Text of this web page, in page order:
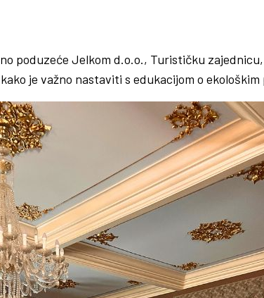
poduzeće Jelkom d.o.o., Turističku
je važno nastaviti s edukacijom o ekološkim